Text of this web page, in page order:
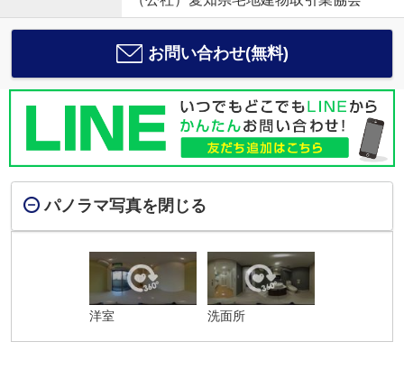
お問い合わせ(無料)
パノラマ写真を閉じる
洋室 洗面所